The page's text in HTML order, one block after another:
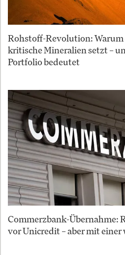
Rohstoff-Revolution:
kritische Mineralien setzt –
Portfolio bedeutet
Commerzbank-Übernahme:
vor Unicredit – aber mit